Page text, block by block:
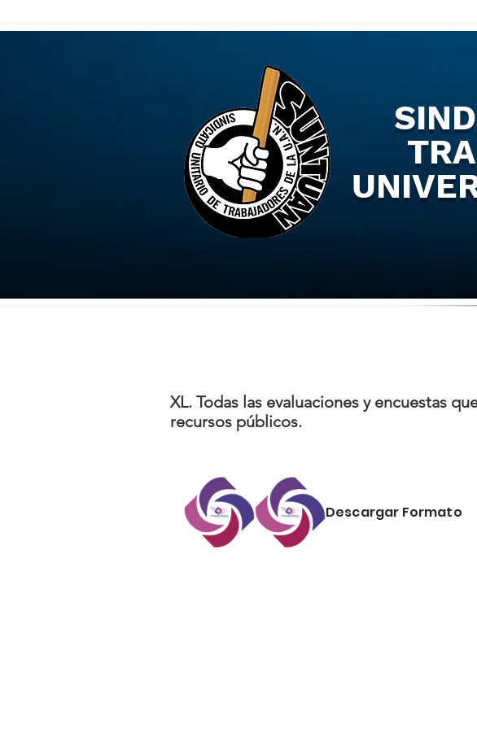
XL. Todas las evaluaciones y encuestas
recursos públicos.
Descargar Formato